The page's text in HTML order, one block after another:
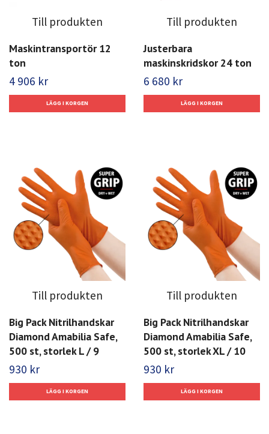
Till produkten
Maskintransportör 12
ton
4 906 kr
Till produkten
Justerbara
maskinskridskor 24 ton
6 680 kr
Till produkten
Big Pack Nitrilhandskar
Diamond Amabilia Safe,
500 st, storlek L / 9
930 kr
Till produkten
Big Pack Nitrilhandskar
Diamond Amabilia Safe,
500 st, storlek XL / 10
930 kr